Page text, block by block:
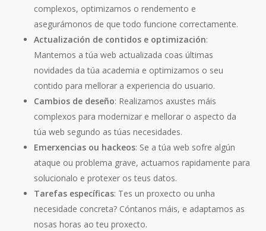
complexos, optimizamos o rendemento e
asegurámonos de que todo funcione correctamente.
Actualización de contidos e optimización:
Mantemos a túa web actualizada coas últimas
novidades da túa academia e optimizamos o seu
contido para mellorar a experiencia do usuario.
Cambios de deseño: Realizamos axustes máis
complexos para modernizar e mellorar o aspecto da
túa web segundo as túas necesidades.
Emerxencias ou hackeos: Se a túa web sofre algún
ataque ou problema grave, actuamos rapidamente para
solucionalo e protexer os teus datos.
Tarefas específicas: Tes un proxecto ou unha
necesidade concreta? Cóntanos máis, e adaptamos as
nosas horas ao teu proxecto.